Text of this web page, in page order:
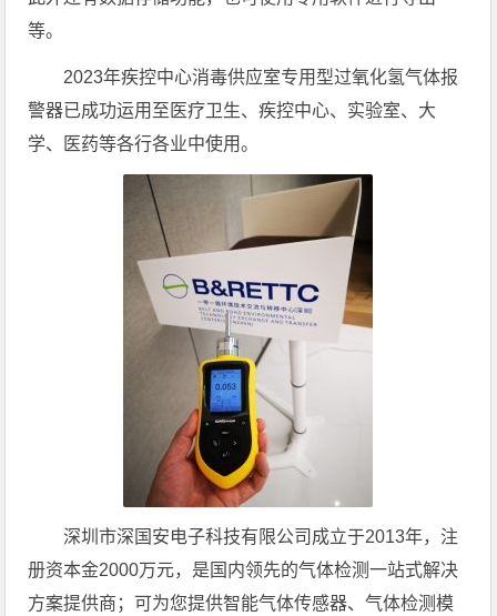
等。
2023年疾控中心消毒供应室专用型过氧化氢气体报
警器已成功运用至医疗卫生、疾控中心、实验室、大
学、医药等各行各业中使用。
深圳市深国安电子科技有限公司成立于2013年，注
册资本金2000万元，是国内领先的气体检测一站式解决
方案提供商；可为您提供智能气体传感器、气体检测模